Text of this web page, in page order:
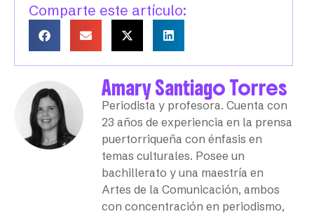
Comparte este artículo:
Amary Santiago Torres
Periodista y profesora. Cuenta con
23 años de experiencia en la prensa
puertorriqueña con énfasis en
temas culturales. Posee un
bachillerato y una maestría en
Artes de la Comunicación, ambos
con concentración en periodismo,